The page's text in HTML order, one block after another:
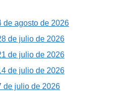
de agosto de 2026
de julio de 2026
de julio de 2026
de julio de 2026
de julio de 2026